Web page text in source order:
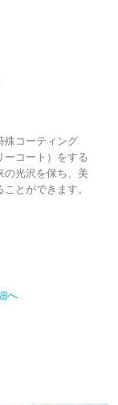
殊コーティング
ーコート）をする
の光沢を保ち、美
とができます。
へ